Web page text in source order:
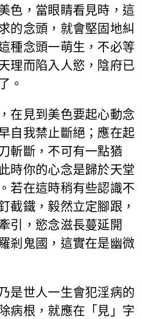
色，當眼睛看見時，這
的念頭，就會堅固地糾
種念頭一萌生，不必等
理而陷入人慾，陰府已
。
在見到美色要起心動念
自我禁止斷絕；應在起
斬斷，不可有一點猶
時你的心念是歸於天堂
若在這時稍有些認識不
截鐵，毅然立定腳跟，
引，慾念滋長蔓延開
剎鬼國，這實在是幽微
是世人一生會犯淫病的
病根，就應在「見」字